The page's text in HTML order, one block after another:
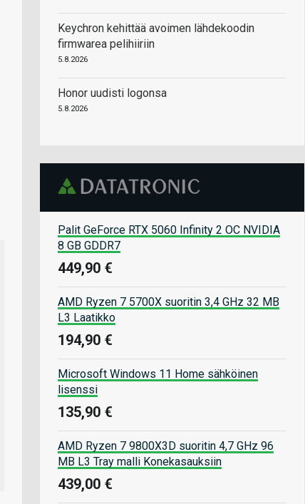
Keychron kehittää avoimen lähdekoodin
firmwarea pelihiiriin
5.8.2026
Honor uudisti logonsa
5.8.2026
Palit GeForce RTX 5060 Infinity 2 OC NVIDIA
8 GB GDDR7
449,90 €
AMD Ryzen 7 5700X suoritin 3,4 GHz 32 MB
L3 Laatikko
194,90 €
Microsoft Windows 11 Home sähköinen
lisenssi
135,90 €
AMD Ryzen 7 9800X3D suoritin 4,7 GHz 96
MB L3 Tray malli Konekasauksiin
439,00 €